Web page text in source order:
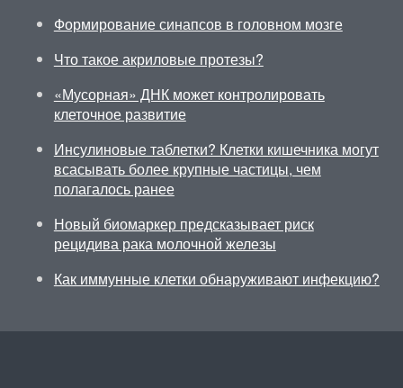
Формирование синапсов в головном мозге
Что такое акриловые протезы?
«Мусорная» ДНК может контролировать
клеточное развитие
Инсулиновые таблетки? Клетки кишечника могут
всасывать более крупные частицы, чем
полагалось ранее
Новый биомаркер предсказывает риск
рецидива рака молочной железы
Как иммунные клетки обнаруживают инфекцию?